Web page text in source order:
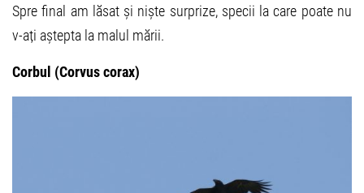
Spre final am lăsat și niște surprize, specii la care poate nu
v-ați aștepta la malul mării.
Corbul (Corvus corax)